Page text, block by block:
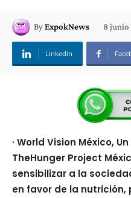
ByExpokNews 8 junio
Linkedin
· World Vision México,
TheHunger Project
sensibilizar a la
en favor de la